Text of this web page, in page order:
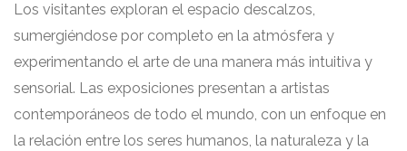
Los visitantes exploran el espacio descalzos,
sumergiéndose por completo en la atmósfera y
experimentando el arte de una manera más intuitiva y
sensorial. Las exposiciones presentan a artistas
contemporáneos de todo el mundo, con un enfoque en
la relación entre los seres humanos, la naturaleza y la